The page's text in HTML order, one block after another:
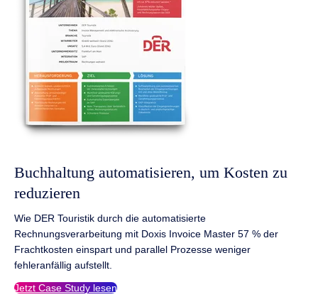
Buchhaltung automatisieren, um Kosten zu
reduzieren
Wie DER Touristik durch die automatisierte
Rechnungsverarbeitung mit Doxis Invoice Master 57 % der
Frachtkosten einspart und parallel Prozesse weniger
fehleranfällig aufstellt.
Jetzt Case Study lesen